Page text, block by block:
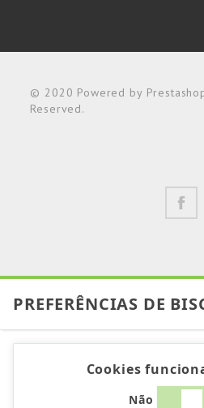
© 2020 Powered by
Reserved.
PREFERÊNCIAS DE
Cookies
Não